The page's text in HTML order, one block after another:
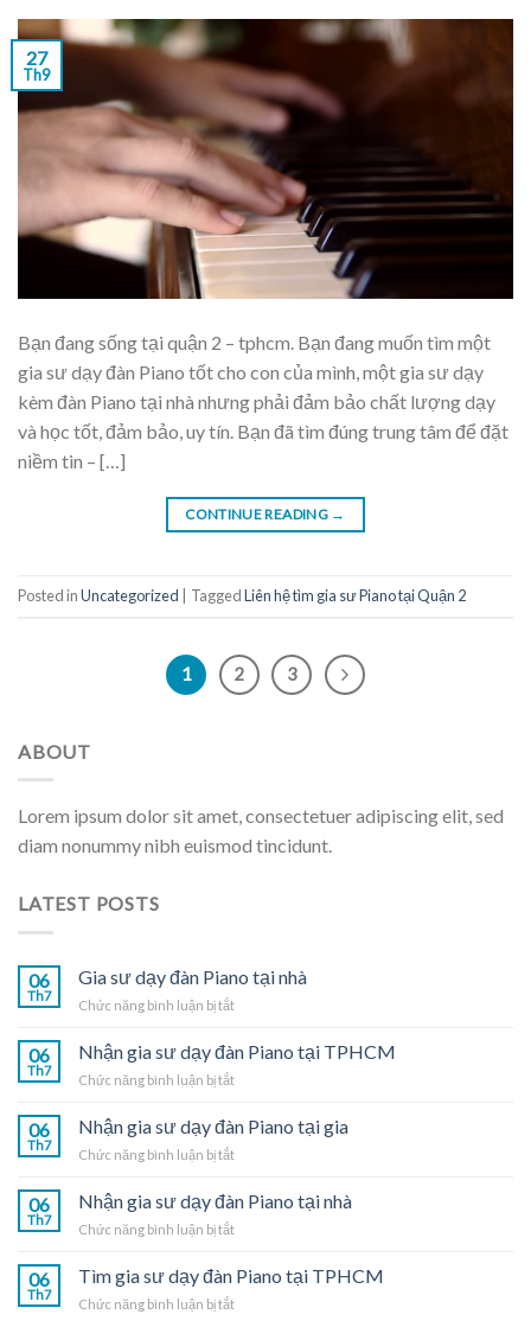
27
Th9
Bạn đang sống tại quận 2 – tphcm. Bạn đang muốn tìm một
gia sư dạy đàn Piano tốt cho con của mình, một gia sư dạy
kèm đàn Piano tại nhà nhưng phải đảm bảo chất lượng dạy
và học tốt, đảm bảo, uy tín. Bạn đã tìm đúng trung tâm để đặt
niềm tin – […]
CONTINUE READING →
Posted inUncategorized TaggedLiên hệ tìm gia sư Piano tại Quận 2
1 2 3
ABOUT
Lorem ipsum dolor sit amet, consectetuer adipiscing elit, sed
diam nonummy nibh euismod tincidunt.
LATEST POSTS
06
Th7
Gia sư dạy đàn Piano tại nhà
Chức năng bình luận bị tắtở
dạy
đàn
tại
06
Th7
Nhận gia sư dạy đàn Piano tại TPHCM
Chức năng bình luận bị tắtở
gia
sư
dạy
Piano
TPHCM
06
Th7
Nhận gia sư dạy đàn Piano tại gia
Chức năng bình luận bị tắtở
gia
sư
dạy
Piano
gia
06
Th7
Nhận gia sư dạy đàn Piano tại nhà
Chức năng bình luận bị tắtở
gia
sư
dạy
06
Th7
Tìm gia sư dạy đàn Piano tại TPHCM
Chức năng bình luận bị tắtở